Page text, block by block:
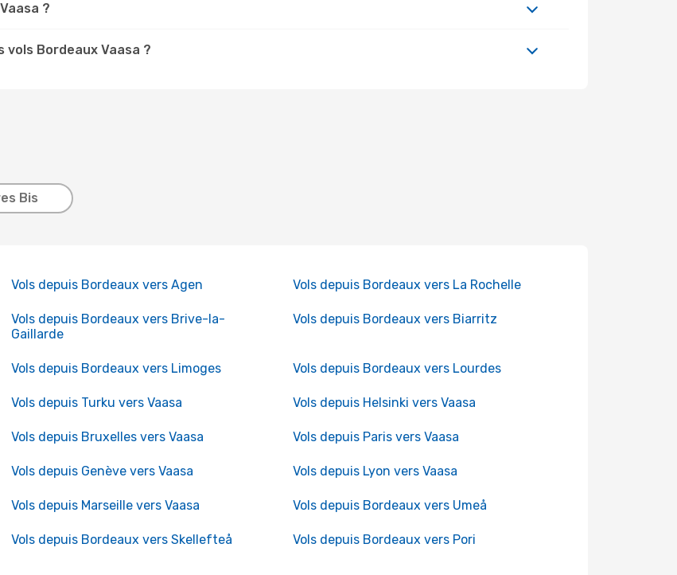
?
vols Bordeaux Vaasa ?
Bis
Vols depuis Bordeaux vers Agen Vols depuis Bordeaux vers La Rochelle
Vols depuis Bordeaux vers Brive-la-
Gaillarde
Vols depuis Bordeaux vers Biarritz
Vols depuis Bordeaux vers Limoges Vols depuis Bordeaux vers Lourdes
Vols depuis Turku vers Vaasa Vols depuis Helsinki vers Vaasa
Vols depuis Bruxelles vers Vaasa Vols depuis Paris vers Vaasa
Vols depuis Genève vers Vaasa Vols depuis Lyon vers Vaasa
Vols depuis Marseille vers Vaasa Vols depuis Bordeaux vers Umeå
Vols depuis Bordeaux vers Skellefteå Vols depuis Bordeaux vers Pori